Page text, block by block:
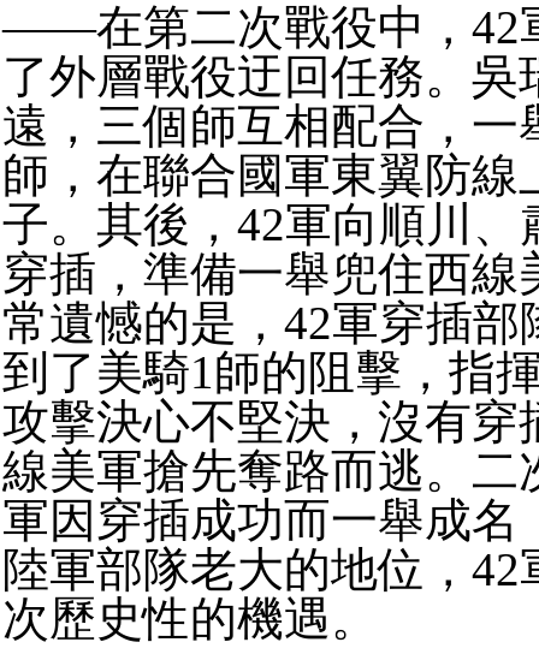
——在第二次戰役中，42
了外層戰役迂回任務。吳
遠，三個師互相配合，一
師，在聯合國軍東翼防線
子。其後，42軍向順川、
穿插，準備一舉兜住西線
常遺憾的是，42軍穿插部
到了美騎1師的阻擊，指
攻擊決心不堅決，沒有穿
線美軍搶先奪路而逃。二
軍因穿插成功而一舉成名
陸軍部隊老大的地位，42
次歷史性的機遇。